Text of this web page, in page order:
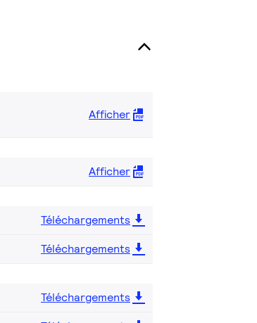
Afficher
Afficher
Téléchargements
Téléchargements
Téléchargements